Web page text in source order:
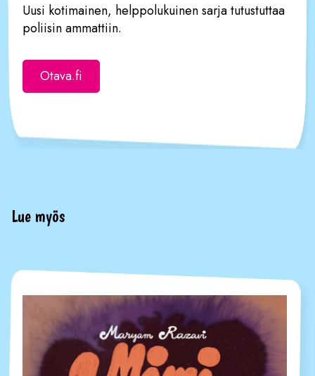
Uusi kotimainen, helppolukuinen sarja tutustuttaa
poliisin ammattiin.
Otava.fi
Lue myös